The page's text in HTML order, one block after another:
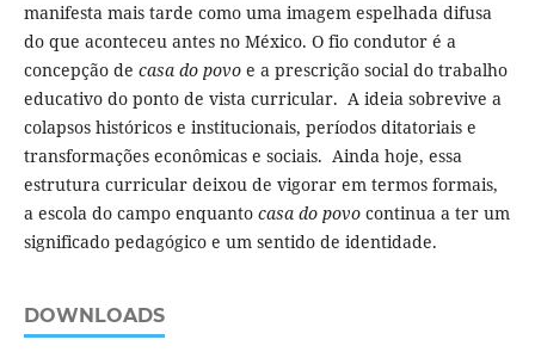
manifesta mais tarde como uma imagem espelhada difusa
do que aconteceu antes no México. O fio condutor é a
concepção de casa do povoe a prescrição social do trabalho
educativo do ponto de vista curricular. A ideia sobrevive a
colapsos históricos e institucionais, períodos ditatoriais e
transformações econômicas e sociais. Ainda hoje, essa
estrutura curricular deixou de vigorar em termos formais,
a escola do campo enquanto casa do povocontinua a ter um
significado pedagógico e um sentido de identidade.
DOWNLOADS